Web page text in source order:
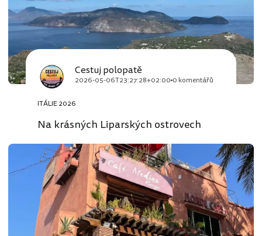
Cestuj polopatě
2026-05-06T23:27:28+02:00 0 komentářů
ITÁLIE 2026
Na krásných Liparských ostrovech